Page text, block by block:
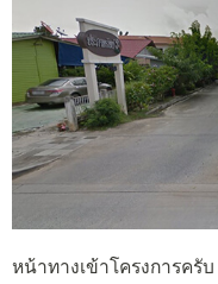
หน้าทางเข้าโครงการครับ